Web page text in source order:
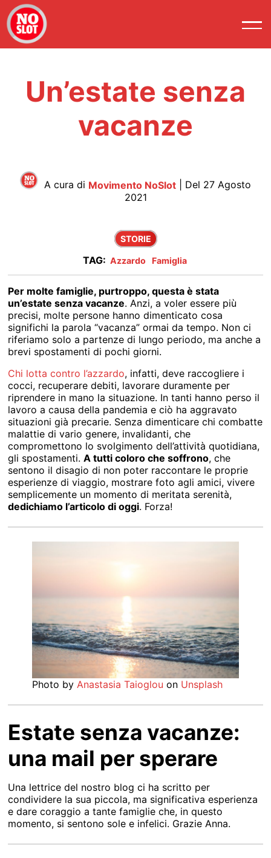
Un’estate senza
vacanze
A cura di Movimento NoSlot | Del 27 Agosto
2021
STORIE
TAG: Azzardo Famiglia
Per molte famiglie, purtroppo, questa è stata
un’estate senza vacanze. Anzi, a voler essere più
precisi, molte persone hanno dimenticato cosa
significhi la parola “vacanza” ormai da tempo. Non ci
riferiamo solo a partenze di lungo periodo, ma anche a
brevi spostamenti di pochi giorni.
Chi lotta contro l’azzardo, infatti, deve raccogliere i
cocci, recuperare debiti, lavorare duramente per
riprendere in mano la situazione. In tanti hanno perso il
lavoro a causa della pandemia e ciò ha aggravato
situazioni già precarie. Senza dimenticare chi combatte
malattie di vario genere, invalidanti, che
compromettono lo svolgimento dell’attività quotidiana,
gli spostamenti.A tutti coloro che soffrono, che
sentono il disagio di non poter raccontare le proprie
esperienze di viaggio, mostrare foto agli amici, vivere
semplicemente un momento di meritata serenità,
dedichiamo l’articolo di oggi. Forza!
Photo byAnastasia Taioglou on Unsplash
Estate senza vacanze:
una mail per sperare
Una lettrice del nostro blog ci ha scritto per
condividere la sua piccola, ma significativa esperienza
e dare coraggio a tante famiglie che, in questo
momento, si sentono sole e infelici. Grazie Anna.